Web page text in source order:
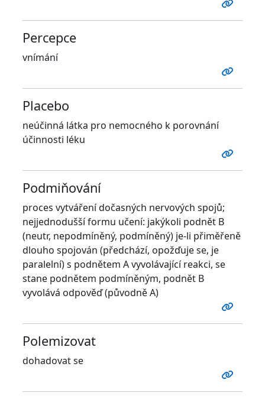
Percepce
vnímání
Placebo
neúčinná látka pro nemocného k porovnání
účinnosti léku
Podmiňování
proces vytváření dočasných nervových spojů;
nejjednodušší formu učení: jakýkoli podnět B
(neutr, nepodmíněný, podmíněný) je-li přiměřeně
dlouho spojován (předchází, opožďuje se, je
paralelní) s podnětem A vyvolávající reakci, se
stane podnětem podmíněným, podnět B
vyvolává odpověď (původně A)
Polemizovat
dohadovat se